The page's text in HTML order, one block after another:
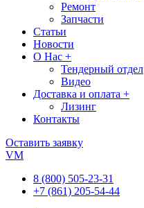
Ремонт
Запчасти
Статьи
Новости
О Нас +
Тендерный отдел
Видео
Доставка и оплата +
Лизинг
Контакты
Оставить заявку
VM
8 (800) 505-23-31
+7 (861) 205-54-44